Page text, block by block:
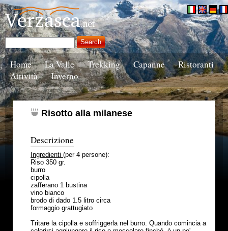
Home La Valle Trekking Capanne
Ristoranti
Attività
Inverno
Risotto alla milanese
Descrizione
Ingredienti (per 4 persone):
Riso 350 gr.
burro
cipolla
zafferano 1 bustina
vino bianco
brodo di dado 1.5 litro circa
formaggio grattugiato
Tritare la cipolla e soffriggerla nel burro. Quando comincia a